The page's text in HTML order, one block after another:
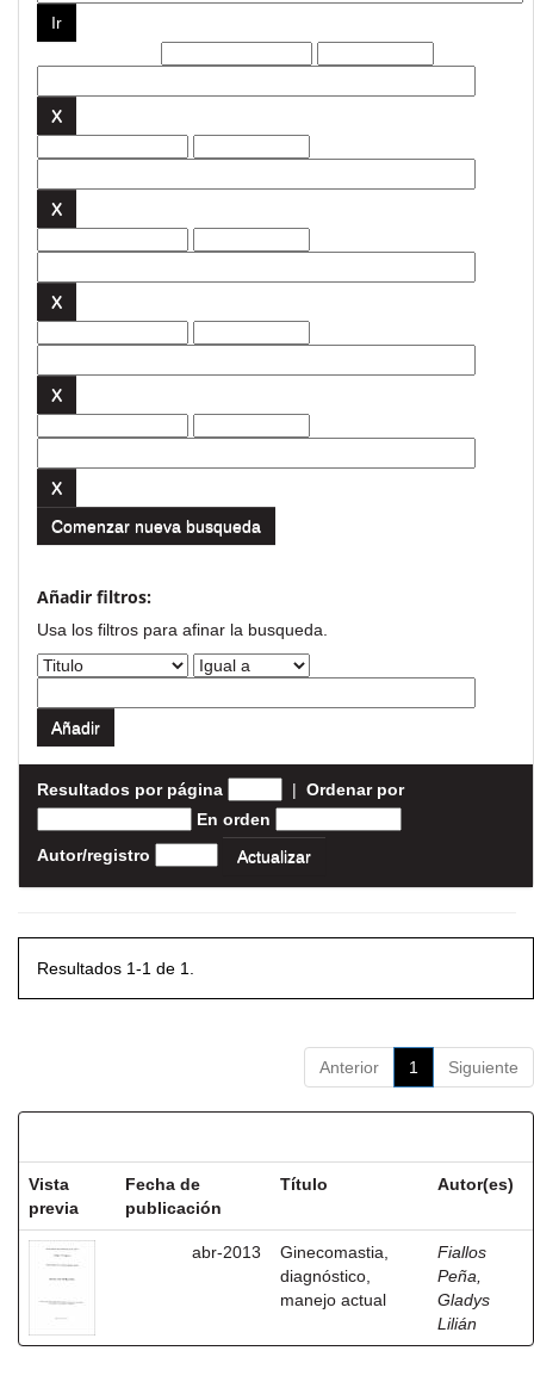
Comenzar nueva busqueda
Añadir filtros:
Usa los filtros para afinar la busqueda.
Resultados por página | Ordenar por
En orden
Autor/registro
Resultados 1-1 de 1.
Anterior 1 Siguiente
Vista
previa
Fecha de
publicación
Título Autor(es)
abr-2013
Ginecomastia,
diagnóstico,
manejo actual
Fiallos
Peña,
Gladys
Lilián